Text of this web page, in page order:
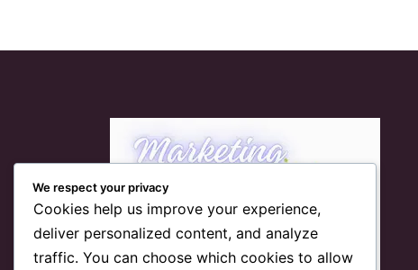
We respect your privacy
Cookies help us improve your experience,
deliver personalized content, and analyze
traffic. You can choose which cookies to allow